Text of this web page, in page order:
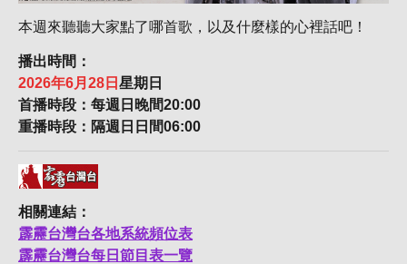
本週來聽聽大家點了哪首歌，以及什麼樣的心裡話吧！
播出時間：
2026年6月28日 星期日
首播時段：每週日晚間20:00
重播時段：隔週日日間06:00
相關連結：
霹靂台灣台各地系統頻位表
霹靂台灣台每日節目表一覽